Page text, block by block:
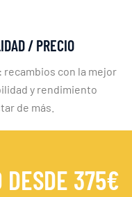
/ PRECIO
recambios con la mejor
y rendimiento
de más.
DESDE 375€